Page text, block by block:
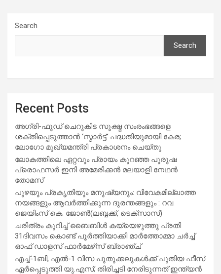
Search
Search
Recent Posts
അഗ്രി-ഫുഡ് ചെറുകിട സൂക്ഷ്മ സംരംഭങ്ങളെ
ശക്തിപ്പെടുത്താന്‍ ‘സ്മാര്‍ട്ട്’ പദ്ധതിയുമായി കേര;
ലോഗോ മുഖ്യമന്ത്രി പ്രകാശനം ചെയ്തു
ലോകത്തിലെ ഏറ്റവും പ്രായം കുറഞ്ഞ പുരുഷ
പ്രൊഫസർ ഇനി അമേരിക്കൻ മലയാളി നേഥൻ
തോമസ്
പുഴയും പ്രകൃതിയും മനുഷ്യനും: വിവേകമില്ലാത്ത
നയങ്ങളും ആവർത്തിക്കുന്ന ദുരന്തങ്ങളും : റവ.
ജെയിംസ് കെ. ജോൺ(ലബ്ബക്ക്, ടെക്സാസ്)
ചരിത്രം കുറിച്ച് ബൈബിൾ കയ്യെഴുത്തു പ്രതി
31ദിവസം കൊണ്ട് പൂർത്തിയാക്കി മാർത്തോമ്മാ ചർച്ച്
ഓഫ് ഡാളസ് ഫാർമേഴ്‌സ് ബ്രാഞ്ച്
എച്ച്-1ബി, എൽ-1 വിസ പുതുക്കലുകൾക്ക് പുതിയ ഫീസ്
ഏർപ്പെടുത്തി യു.എസ്; തിരിച്ചടി നേരിടുന്നത് ഇന്ത്യൻ